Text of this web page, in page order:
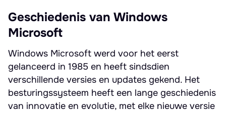
Geschiedenis van Windows
Microsoft
Windows Microsoft werd voor het eerst
gelanceerd in 1985 en heeft sindsdien
verschillende versies en updates gekend. Het
besturingssysteem heeft een lange geschiedenis
van innovatie en evolutie, met elke nieuwe versie